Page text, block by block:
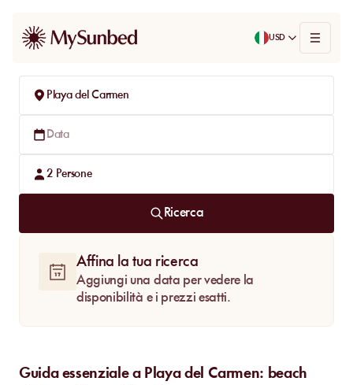
USD
Playa del Carmen
Data
2 Persone
Ricerca
Affina la tua ricerca
Aggiungi una data per vedere la
disponibilità e i prezzi esatti.
Guida essenziale a Playa del Carmen: beach